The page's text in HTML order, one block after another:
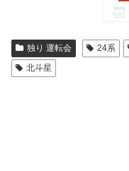
独り 運転会 24系
北斗星